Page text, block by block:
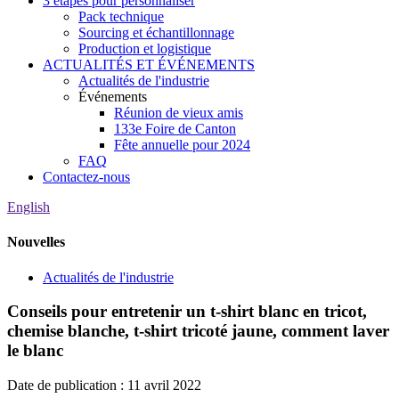
Pack technique
Sourcing et échantillonnage
Production et logistique
ACTUALITÉS ET ÉVÉNEMENTS
Actualités de l'industrie
Événements
Réunion de vieux amis
133e Foire de Canton
Fête annuelle pour 2024
FAQ
Contactez-nous
English
Nouvelles
Actualités de l'industrie
Conseils pour entretenir un t-shirt blanc en tricot,
chemise blanche, t-shirt tricoté jaune, comment laver
le blanc
Date de publication : 11 avril 2022